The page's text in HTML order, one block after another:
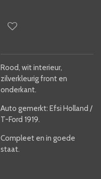
Rood, wit interieur,
zilverkleurig front en
onderkant.
Auto gemerkt: Efsi Holland /
T-Ford 1919.
Compleet en in goede
staat.